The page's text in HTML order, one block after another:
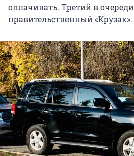
оплачивать. Третий в
правительственный «Крузак».